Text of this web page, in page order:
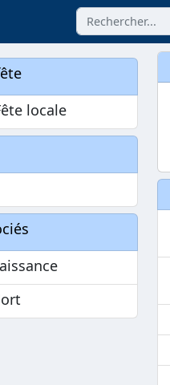
locale